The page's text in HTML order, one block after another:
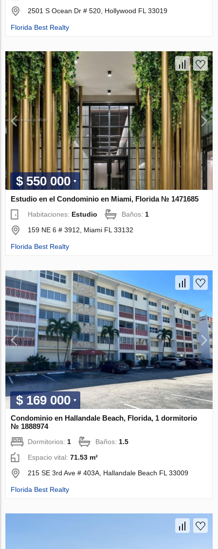
2501 S Ocean Dr # 520, Hollywood FL 33019
Florida Best Realty
$ 550 000
Estudio en el Condominio en Miami, Florida № 1471685
Habitaciones: Estudio Baños: 1
159 NE 6 # 3912, Miami FL 33132
Florida Best Realty
$ 169 000
Condominio en Hallandale Beach, Florida, 1 dormitorio
№ 1888974
Dormitorios: 1 Baños: 1.5
Espacio vital:71.53 m²
215 SE 3rd Ave # 403A, Hallandale Beach FL 33009
Florida Best Realty